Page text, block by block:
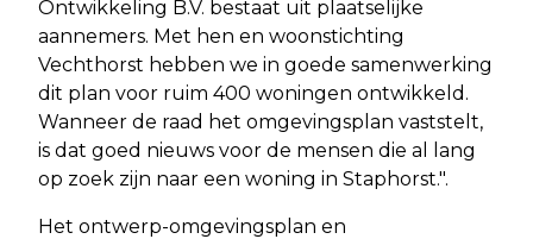
Ontwikkeling B.V. bestaat uit plaatselijke
aannemers. Met hen en woonstichting
Vechthorst hebben we in goede samenwerking
dit plan voor ruim 400 woningen ontwikkeld.
Wanneer de raad het omgevingsplan vaststelt,
is dat goed nieuws voor de mensen die al lang
op zoek zijn naar een woning in Staphorst.".
Het ontwerp-omgevingsplan en